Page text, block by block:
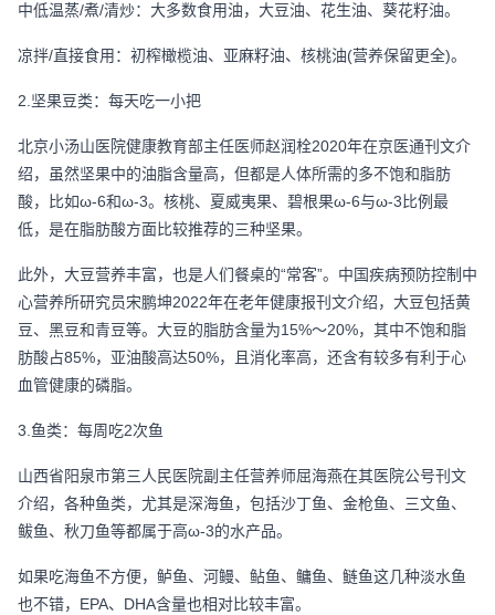
中低温蒸/煮/清炒：大多数食用油，大豆油、花生油、葵花籽油。
凉拌/直接食用：初榨橄榄油、亚麻籽油、核桃油(营养保留更全)。
2.坚果豆类：每天吃一小把
北京小汤山医院健康教育部主任医师赵润栓2020年在京医通刊文介
绍，虽然坚果中的油脂含量高，但都是人体所需的多不饱和脂肪
酸，比如ω-6和ω-3。核桃、夏威夷果、碧根果ω-6与ω-3比例最
低，是在脂肪酸方面比较推荐的三种坚果。
此外，大豆营养丰富，也是人们餐桌的“常客”。中国疾病预防控制中
心营养所研究员宋鹏坤2022年在老年健康报刊文介绍，大豆包括黄
豆、黑豆和青豆等。大豆的脂肪含量为15%～20%，其中不饱和脂
肪酸占85%，亚油酸高达50%，且消化率高，还含有较多有利于心
血管健康的磷脂。
3.鱼类：每周吃2次鱼
山西省阳泉市第三人民医院副主任营养师屈海燕在其医院公号刊文
介绍，各种鱼类，尤其是深海鱼，包括沙丁鱼、金枪鱼、三文鱼、
鲅鱼、秋刀鱼等都属于高ω-3的水产品。
如果吃海鱼不方便，鲈鱼、河鳗、鲇鱼、鳙鱼、鲢鱼这几种淡水鱼
也不错，EPA、DHA含量也相对比较丰富。